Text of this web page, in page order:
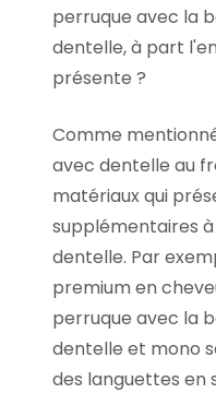
perruque avec la
dentelle, à part
présente ?
Comme
avec dentelle au
matériaux qui
supplémentaires
dentelle. Par
premium en
perruque avec la
dentelle et mono
des languettes en